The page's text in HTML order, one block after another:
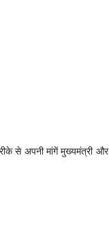
से अपनी मांगें मुख्यमंत्री और